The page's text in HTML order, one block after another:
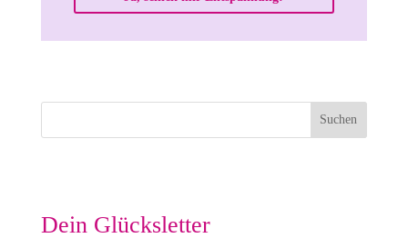
Dein Glücksletter